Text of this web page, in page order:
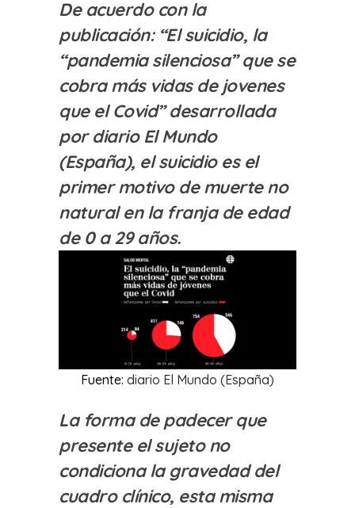
De acuerdo con la
publicación: “El suicidio, la
“pandemia silenciosa” que se
cobra más vidas de jovenes
que el Covid”desarrollada
por diario El Mundo
(España), el suicidio es el
primer motivo de muerte no
natural en la franja de edad
de 0 a 29 años.
Fuente: diario El Mundo (España)
La forma de padecer que
presente el sujeto no
condiciona la gravedad del
cuadro clínico, esta misma